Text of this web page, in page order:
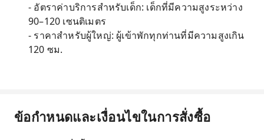
- อัตราค่าบริการสำหรับเด็ก: เด็กที่มีความสูงระหว่าง
90–120 เซนติเมตร
- ราคาสำหรับผู้ใหญ่: ผู้เข้าพักทุกท่านที่มีความสูงเกิน
120 ซม.
ข้อกำหนดและเงื่อนไขในการสั่งซื้อ